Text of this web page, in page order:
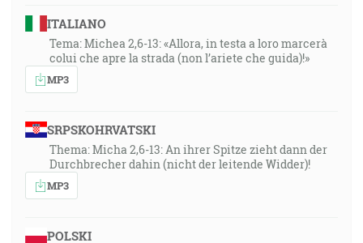
ITALIANO
Tema: Michea 2,6-13: «Allora, in testa a loro marcerà
colui che apre la strada (non l’ariete che guida)!»
MP3
SRPSKOHRVATSKI
Thema: Micha 2,6-13: An ihrer Spitze zieht dann der
Durchbrecher dahin (nicht der leitende Widder)!
MP3
POLSKI